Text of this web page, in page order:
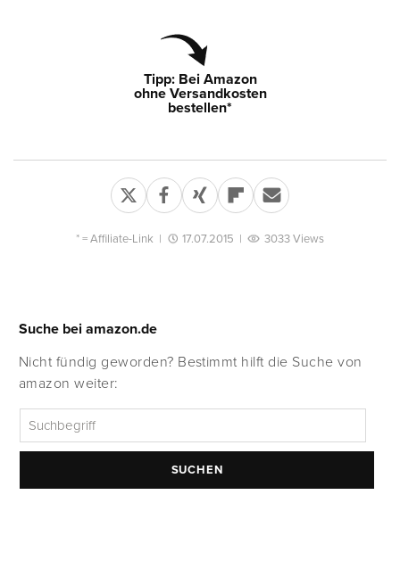
Tipp: Bei Amazon
ohne Versandkosten
bestellen*
* =Affiliate-Link | 17.07.2015 | 3033 Views
Suche bei amazon.de
Nicht fündig geworden? Bestimmt hilft die Suche von
amazon weiter:
SUCHEN